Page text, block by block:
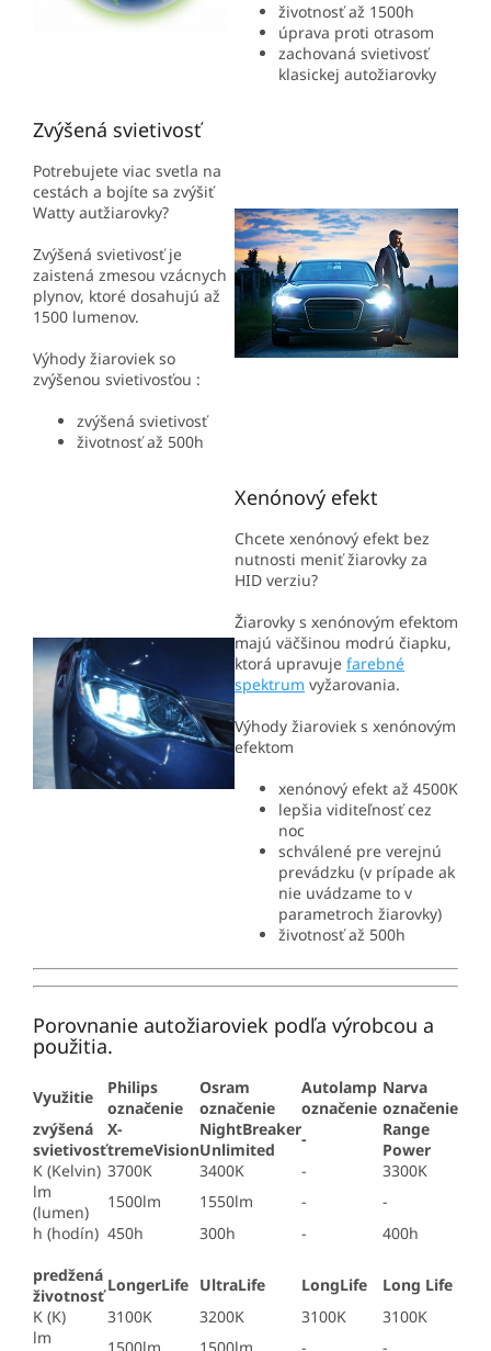
životnosť až 1500h
úprava proti otrasom
zachovaná svietivosť
klasickej autožiarovky
Zvýšená svietivosť
Potrebujete viac svetla na
cestách a bojíte sa zvýšiť
Watty autžiarovky?
Zvýšená svietivosť je
zaistená zmesou vzácnych
plynov, ktoré dosahujú až
1500 lumenov.
Výhody žiaroviek so
zvýšenou svietivosťou :
zvýšená svietivosť
životnosť až 500h
Xenónový efekt
Chcete xenónový efekt bez
nutnosti meniť žiarovky za
HID verziu?
Žiarovky s xenónovým efektom
majú väčšinou modrú čiapku,
ktorá upravuje farebné
spektrum vyžarovania.
Výhody žiaroviek s xenónovým
efektom
xenónový efekt až 4500K
lepšia viditeľnosť cez
noc
schválené pre verejnú
prevádzku (v prípade ak
nie uvádzame to v
parametroch žiarovky)
životnosť až 500h
Porovnanie autožiaroviek podľa výrobcou a
použitia.
Využitie
Philips
označenie
Osram
označenie
Autolamp
označenie
Narva
označenie
zvýšená
svietivosť
X-
tremeVision
NightBreaker
Unlimited
-
Range
Power
K (Kelvin) 3700K 3400K -
3300K
lm
(lumen)
1500lm 1550lm -
-
h (hodín) 450h 300h -
400h
predžená
životnosť
LongerLife UltraLife LongLife
Long Life
K (K)
3100K 3200K 3100K
3100K
lm